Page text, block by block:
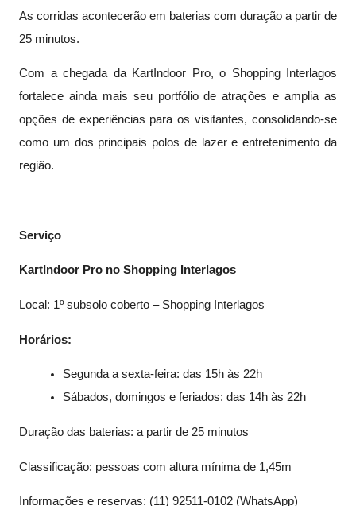
As corridas acontecerão em baterias com duração a partir de
25 minutos.
Com a chegada da KartIndoor Pro, o Shopping Interlagos
fortalece ainda mais seu portfólio de atrações e amplia as
opções de experiências para os visitantes, consolidando-se
como um dos principais polos de lazer e entretenimento da
região.
Serviço
KartIndoor Pro no Shopping Interlagos
Local: 1º subsolo coberto – Shopping Interlagos
Horários:
Segunda a sexta-feira: das 15h às 22h
Sábados, domingos e feriados: das 14h às 22h
Duração das baterias: a partir de 25 minutos
Classificação: pessoas com altura mínima de 1,45m
Informações e reservas: (11) 92511-0102 (WhatsApp)